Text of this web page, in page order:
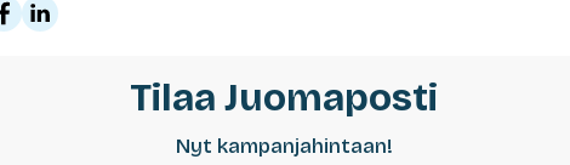
Tilaa Juomaposti
Nyt kampanjahintaan!